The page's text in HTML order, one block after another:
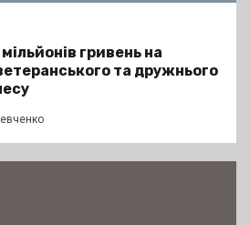
гривень на
та дружнього